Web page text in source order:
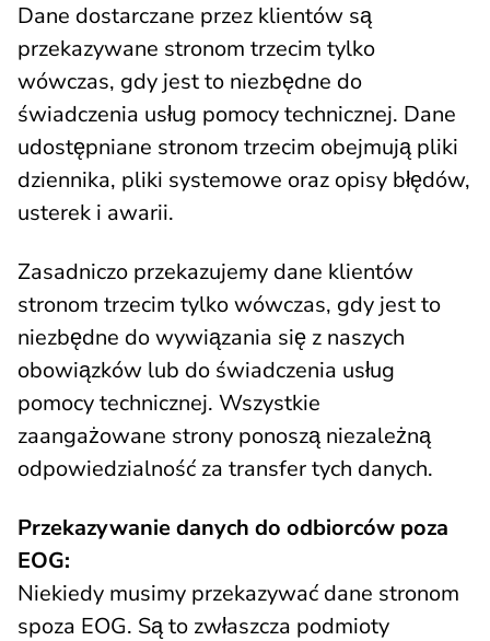
Dane dostarczane przez klientów są
przekazywane stronom trzecim tylko
wówczas, gdy jest to niezbędne do
świadczenia usług pomocy technicznej. Dane
udostępniane stronom trzecim obejmują pliki
dziennika, pliki systemowe oraz opisy błędów,
usterek i awarii.
Zasadniczo przekazujemy dane klientów
stronom trzecim tylko wówczas, gdy jest to
niezbędne do wywiązania się z naszych
obowiązków lub do świadczenia usług
pomocy technicznej. Wszystkie
zaangażowane strony ponoszą niezależną
odpowiedzialność za transfer tych danych.
Przekazywanie danych do odbiorców poza
EOG:
Niekiedy musimy przekazywać dane stronom
spoza EOG. Są to zwłaszcza podmioty